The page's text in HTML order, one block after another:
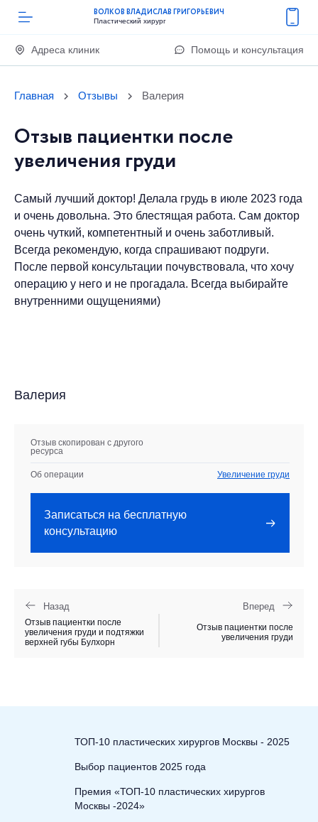
ВОЛКОВ ВЛАДИСЛАВ ГРИГОРЬЕВИЧ
Пластический хирург
Адреса клиник Помощь и консультация
Главная Отзывы Валерия
Отзыв пациентки после
увеличения груди
Самый лучший доктор! Делала грудь в июле 2023 года
и очень довольна. Это блестящая работа. Сам доктор
очень чуткий, компетентный и очень заботливый.
Всегда рекомендую, когда спрашивают подруги.
После первой консультации почувствовала, что хочу
операцию у него и не прогадала. Всегда выбирайте
внутренними ощущениями)
Валерия
Отзыв скопирован с другого
ресурса
Об операции Увеличение груди
Записаться на бесплатную
консультацию
Назад
Отзыв пациентки после
увеличения груди и подтяжки
верхней губы Булхорн
Вперед
Отзыв пациентки после
увеличения груди
ТОП-10 пластических хирургов Москвы - 2025
Выбор пациентов 2025 года
Премия «ТОП-10 пластических хирургов
Москвы -2024»